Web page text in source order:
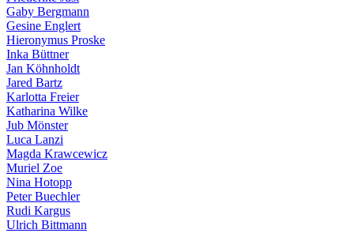
Gaby Bergmann
Gesine Englert
Hieronymus Proske
Inka Büttner
Jan Köhnholdt
Jared Bartz
Karlotta Freier
Katharina Wilke
Jub Mönster
Luca Lanzi
Magda Krawcewicz
Muriel Zoe
Nina Hotopp
Peter Buechler
Rudi Kargus
Ulrich Bittmann